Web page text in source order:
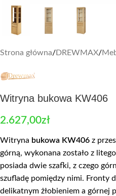
Strona główna/DREWMAX/
Witryna bukowa KW406
2.627,00zł
Witryna bukowa KW406 z
górną, wykonana zostało z
posiada dwie szafki, z czego
szufladę pomiędzy nimi. Fronty
delikatnym żłobieniem a górnej